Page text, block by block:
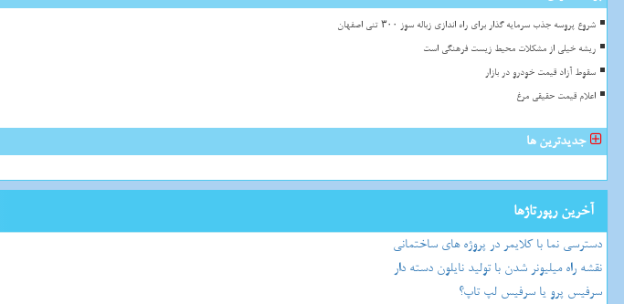
شروع پروسه جذب سرمایه گذار برای راه اندازی زباله سوز ۳۰۰ تنی اصفهان
ریشه خیلی از مشکلات محیط زیست فرهنگی است
سقوط آزاد قیمت خودرو در بازار
اعلام قیمت حقیقی مرغ
جدیدترین ها
آخرین رپورتاژها
دسترسی نما با کلایمر در پروژه های ساختمانی
نقشه راه میلیونر شدن با تولید نایلون دسته دار
سرفیس پرو یا سرفیس لپ تاپ؟